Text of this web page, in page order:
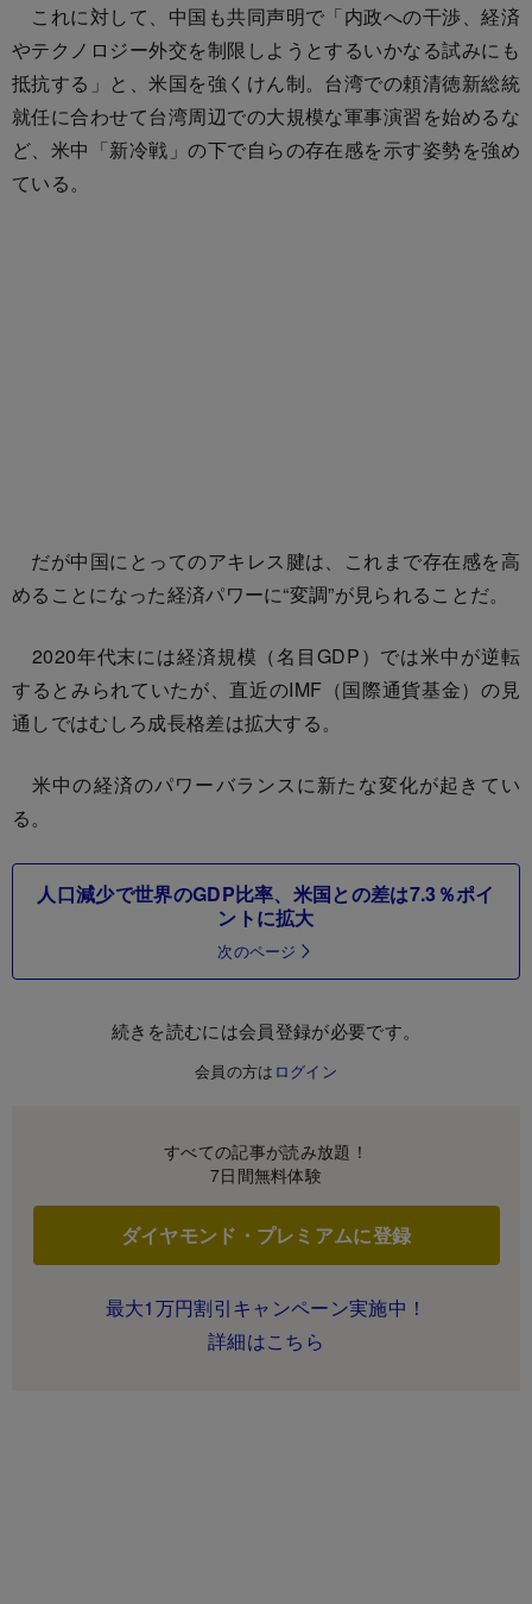
これに対して、中国も共同声明で「内政への干渉、経済
やテクノロジー外交を制限しようとするいかなる試みにも
抵抗する」と、米国を強くけん制。台湾での頼清徳新総統
就任に合わせて台湾周辺での大規模な軍事演習を始めるな
ど、米中「新冷戦」の下で自らの存在感を示す姿勢を強め
ている。
だが中国にとってのアキレス腱は、これまで存在感を高
めることになった経済パワーに“変調”が見られることだ。
2020年代末には経済規模（名目GDP）では米中が逆転
するとみられていたが、直近のIMF（国際通貨基金）の見
通しではむしろ成長格差は拡大する。
米中の経済のパワーバランスに新たな変化が起きてい
る。
人口減少で世界のGDP比率、米国との差は7.3％ポイ
ントに拡大
次のページ
続きを読むには会員登録が必要です。
会員の方は ログイン
すべての記事が読み放題！
7日間無料体験
ダイヤモンド・プレミアムに登録
最大1万円割引キャンペーン実施中！
詳細はこちら